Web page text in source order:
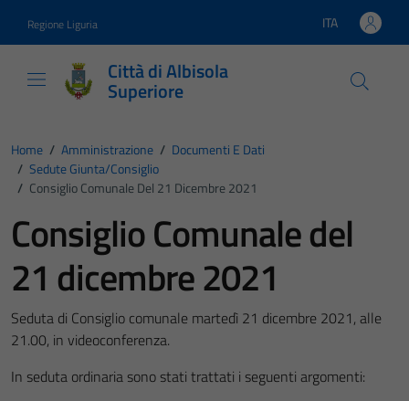
Regione Liguria Lingua attiva:
ITA
Città di Albisola
Superiore
Home / Amministrazione / Documenti E Dati
/ Sedute Giunta/consiglio
/ Consiglio Comunale Del 21 Dicembre 2021
Consiglio Comunale del
21 dicembre 2021
Seduta di Consiglio comunale martedì 21 dicembre 2021, alle
21.00, in videoconferenza.
In seduta ordinaria sono stati trattati i seguenti argomenti: